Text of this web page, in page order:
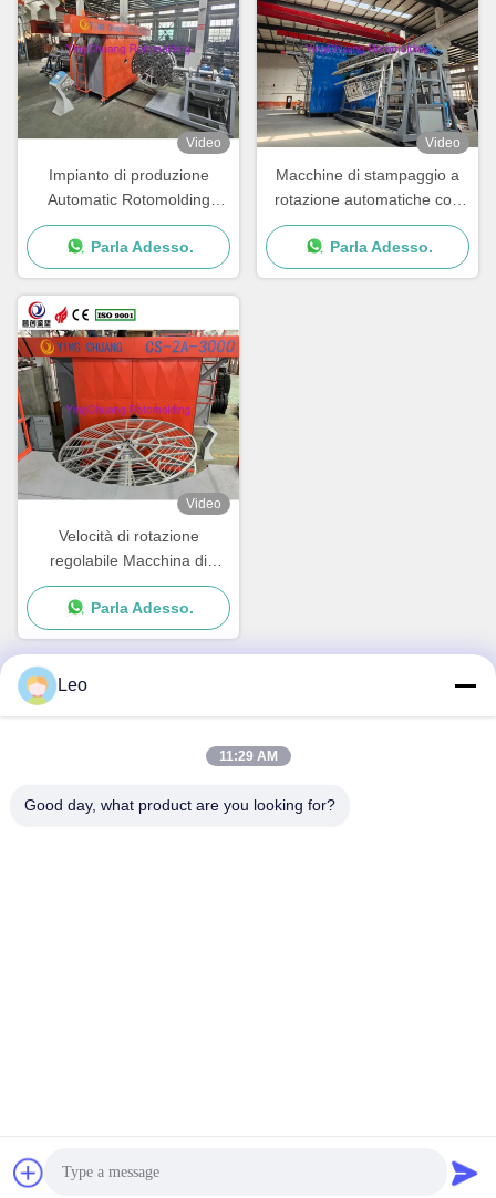
Video
Impianto di produzione
Automatic Rotomolding
Machine PLC Control
System con tempo di ciclo di
15-30min
Parla Adesso.
Video
Macchine di stampaggio a
rotazione automatiche con
velocità di rotazione
regolabile
Parla Adesso.
Video
Velocità di rotazione
regolabile Macchina di
stampaggio rotante
attrezzature di stampaggio
rotativo produzione veloce
Parla Adesso.
No.30 Chuangye West Road, città di Chunjiang, distretto di
2019-2026 Changzhou Yingchuang Rotomolding Equipment Co,.
Leo
11:29 AM
Good day, what product are you looking for?